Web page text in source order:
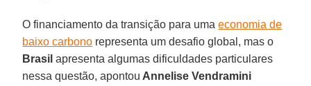
O financiamento da transição para umaeconomia de
baixo carbono representa um desafio global, mas o
Brasil apresenta algumas dificuldades particulares
nessa questão, apontou Annelise Vendramini